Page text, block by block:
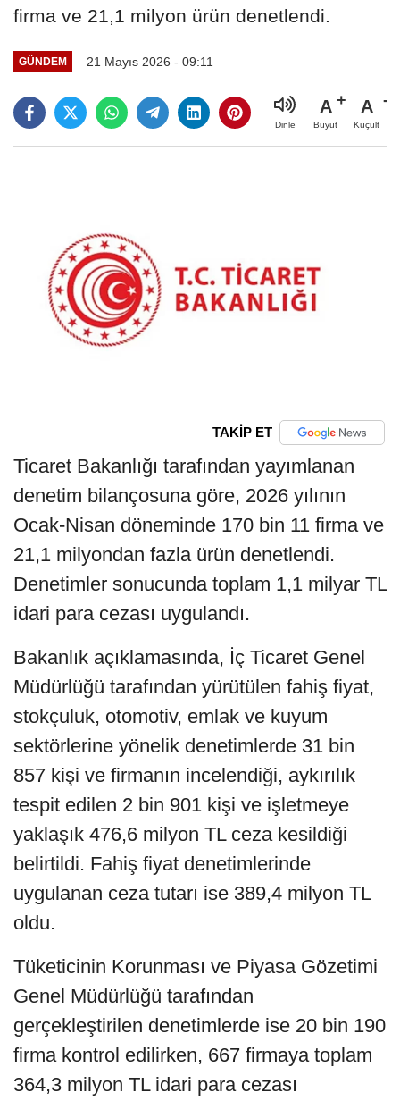
firma ve 21,1 milyon ürün denetlendi.
GÜNDEM 21 Mayıs 2026 - 09:11
Dinle
A
Büyüt
A
Küçült
TAKİP ET
Ticaret Bakanlığı tarafından yayımlanan
denetim bilançosuna göre, 2026 yılının
Ocak-Nisan döneminde 170 bin 11 firma ve
21,1 milyondan fazla ürün denetlendi.
Denetimler sonucunda toplam 1,1 milyar TL
idari para cezası uygulandı.
Bakanlık açıklamasında, İç Ticaret Genel
Müdürlüğü tarafından yürütülen fahiş fiyat,
stokçuluk, otomotiv, emlak ve kuyum
sektörlerine yönelik denetimlerde 31 bin
857 kişi ve firmanın incelendiği, aykırılık
tespit edilen 2 bin 901 kişi ve işletmeye
yaklaşık 476,6 milyon TL ceza kesildiği
belirtildi. Fahiş fiyat denetimlerinde
uygulanan ceza tutarı ise 389,4 milyon TL
oldu.
Tüketicinin Korunması ve Piyasa Gözetimi
Genel Müdürlüğü tarafından
gerçekleştirilen denetimlerde ise 20 bin 190
firma kontrol edilirken, 667 firmaya toplam
364,3 milyon TL idari para cezası